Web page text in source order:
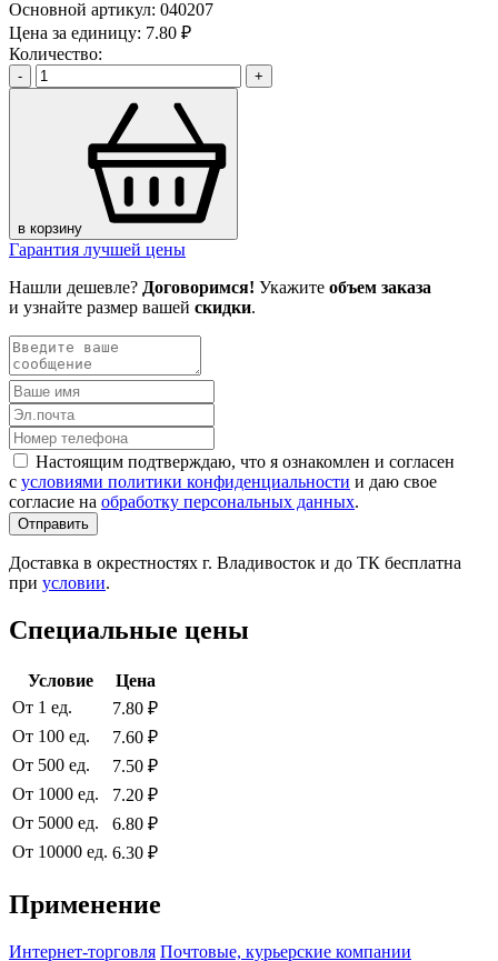
Основной артикул: 040207
Цена за единицу: 7.80 ₽
Количество:
- +
в корзину
Гарантия лучшей цены
Нашли дешевле? Договоримся! Укажите объем заказа
и узнайте размер вашей скидки.
Настоящим подтверждаю, что я ознакомлен и согласен
с условиями политики конфиденциальности и даю свое
согласие на обработку персональных данных.
Отправить
Доставка в окрестностях г. Владивосток и до ТК бесплатна
при условии.
Специальные цены
Условие
Цена
От 1 ед.
7.80 ₽
От 100 ед.
7.60 ₽
От 500 ед.
7.50 ₽
От 1000 ед.
7.20 ₽
От 5000 ед.
6.80 ₽
От 10000 ед. 6.30 ₽
Применение
Интернет-торговля Почтовые, курьерские компании